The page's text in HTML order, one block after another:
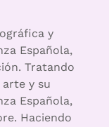
y
Española,
Tratando
y su
Española,
Haciendo